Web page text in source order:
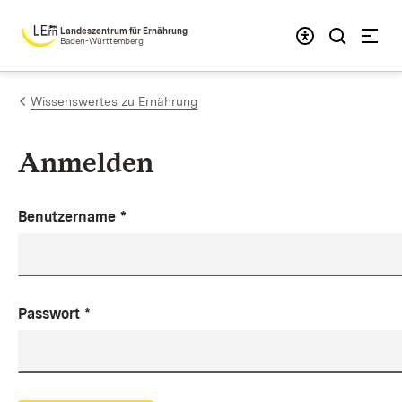
Zum Inhalt springen
Landeszentrum für Ernährung
Baden-Württemberg
Wissenswertes zu Ernährung
Anmelden
Benutzername *
Passwort *